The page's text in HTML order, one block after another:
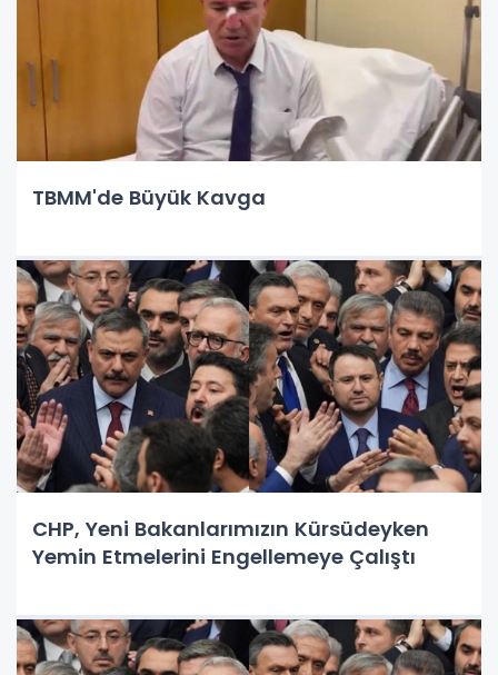
TBMM'de Büyük Kavga
CHP, Yeni Bakanlarımızın Kürsüdeyken
Yemin Etmelerini Engellemeye Çalıştı